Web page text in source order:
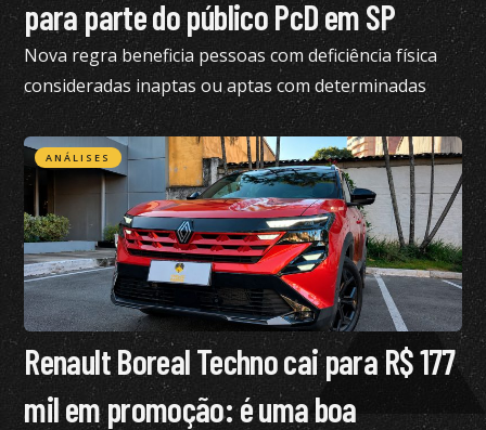
para parte do público PcD em SP
Nova regra beneficia pessoas com deficiência física
consideradas inaptas ou aptas com determinadas
restrições na CNH
ANÁLISES
Renault Boreal Techno cai para R$ 177
mil em promoção: é uma boa